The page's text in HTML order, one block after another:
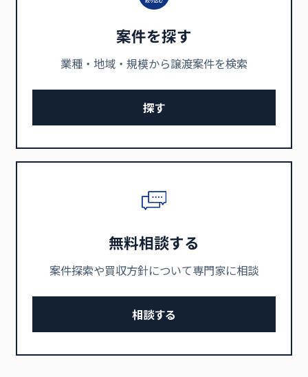
案件を探す
業種・地域・規模から譲渡案件を検索
探す
無料相談する
案件探索や買収方針について専門家に相談
相談する